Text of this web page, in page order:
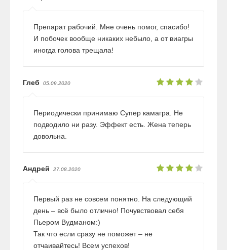
Препарат рабочий. Мне очень помог, спасибо!
И побочек вообще никаких небыло, а от виагры
иногда голова трещала!
Глеб 05.09.2020
Периодически принимаю Супер камагра. Не
подводило ни разу. Эффект есть. Жена теперь
довольна.
Андрей 27.08.2020
Первый раз не совсем понятно. На следующий
день – всё было отлично! Почувствовал себя
Пьером Вудманом:)
Так что если сразу не поможет – не
отчаивайтесь! Всем успехов!